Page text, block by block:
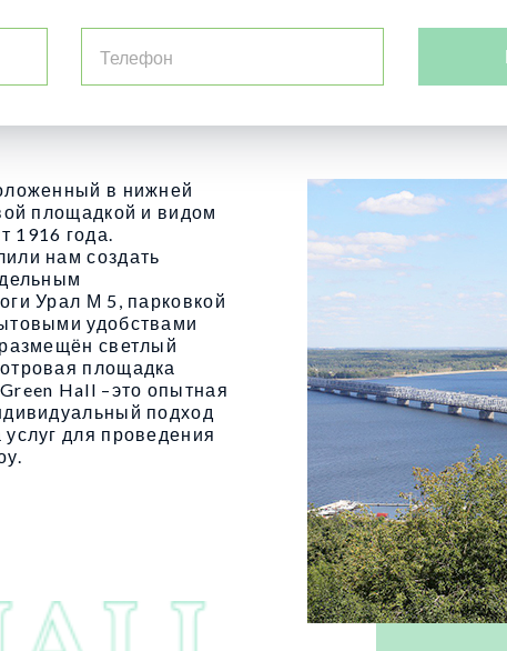
в нижней
площадкой и видом
1916 года.
нам создать
Урал М 5, парковкой
удобствами
светлый
площадка
Hall –это опытная
подход
для проведения